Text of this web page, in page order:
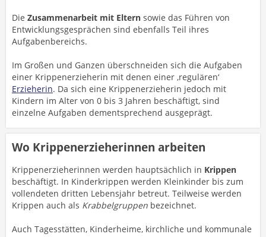
Die Zusammenarbeit mit Eltern sowie das Führen von
Entwicklungsgesprächen sind ebenfalls Teil ihres
Aufgabenbereichs.
Im Großen und Ganzen überschneiden sich die Aufgaben
einer Krippenerzieherin mit denen einer ‚regulären‘
Erzieherin. Da sich eine Krippenerzieherin jedoch mit
Kindern im Alter von 0 bis 3 Jahren beschäftigt, sind
einzelne Aufgaben dementsprechend ausgeprägt.
Wo Krippenerzieherinnen arbeiten
Krippenerzieherinnen werden hauptsächlich in Krippen
beschäftigt. In Kinderkrippen werden Kleinkinder bis zum
vollendeten dritten Lebensjahr betreut. Teilweise werden
Krippen auch als Krabbelgruppen bezeichnet.
Auch Tagesstätten, Kinderheime, kirchliche und kommunale